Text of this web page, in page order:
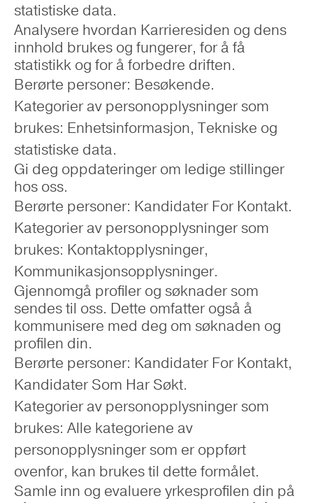
statistiske data.
Analysere hvordan Karrieresiden og dens
innhold brukes og fungerer, for å få
statistikk og for å forbedre driften.
Berørte personer: Besøkende.
Kategorier av personopplysninger som
brukes: Enhetsinformasjon, Tekniske og
statistiske data.
Gi deg oppdateringer om ledige stillinger
hos oss.
Berørte personer: Kandidater For Kontakt.
Kategorier av personopplysninger som
brukes: Kontaktopplysninger,
Kommunikasjonsopplysninger.
Gjennomgå profiler og søknader som
sendes til oss. Dette omfatter også å
kommunisere med deg om søknaden og
profilen din.
Berørte personer: Kandidater For Kontakt,
Kandidater Som Har Søkt.
Kategorier av personopplysninger som
brukes: Alle kategoriene av
personopplysninger som er oppført
ovenfor, kan brukes til dette formålet.
Samle inn og evaluere yrkesprofilen din på